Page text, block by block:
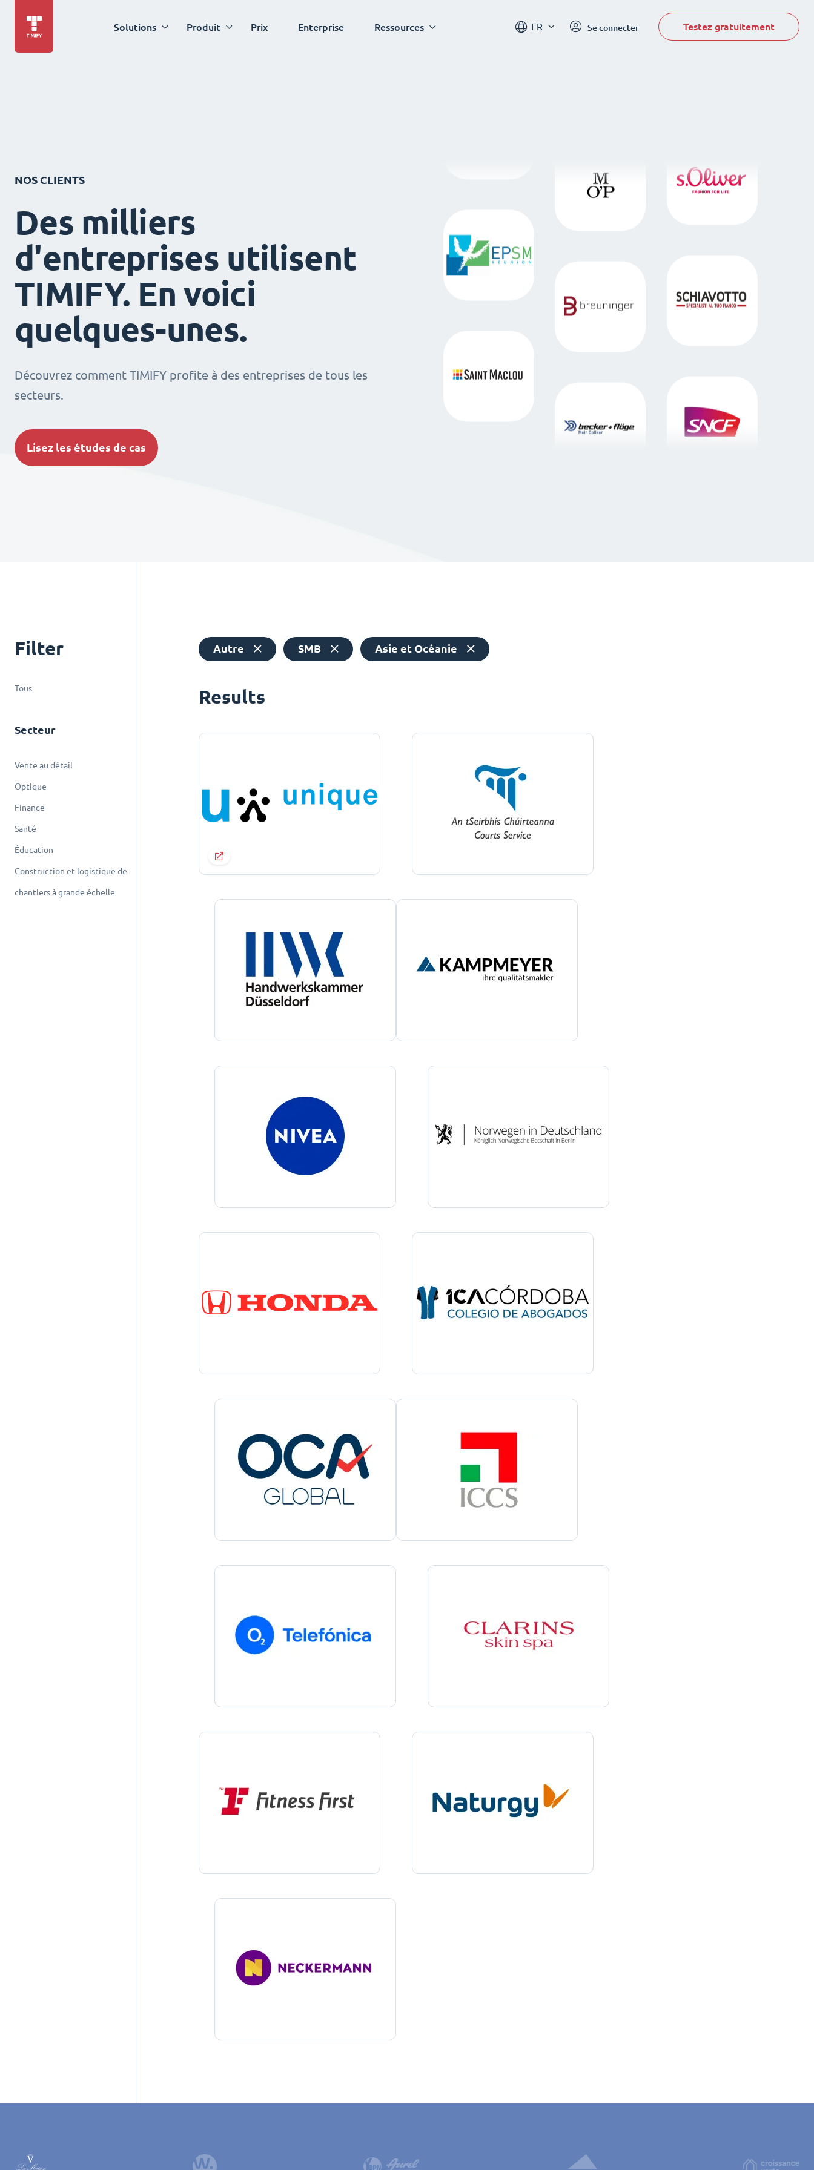
Solutions Produit Prix Enterprise Ressources FR Se connecter Testez gratuitement
NOS CLIENTS
Des milliers
d'entreprises utilisent
TIMIFY. En voici
quelques-unes.
Découvrez comment TIMIFY profite à des entreprises de tous les
secteurs.
Lisez les études de cas
Filter
Tous
Secteur
Vente au détail
Optique
Finance
Santé
Éducation
Construction et logistique de
chantiers à grande échelle
Autre SMB Asie et Océanie
Results